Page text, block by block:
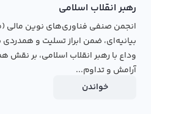
رهبر انقلاب اسلامی
انجمن صنفی فناوری‌های نوین مالی
بیانیه‌ای، ضمن ابراز تسلیت و
وداع با رهبر انقلاب اسلامی، بر
آرامش و تداوم...
خواندن